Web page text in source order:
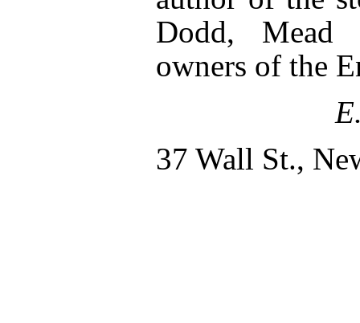
Dodd, Mead
owners of the
37 Wall St.,